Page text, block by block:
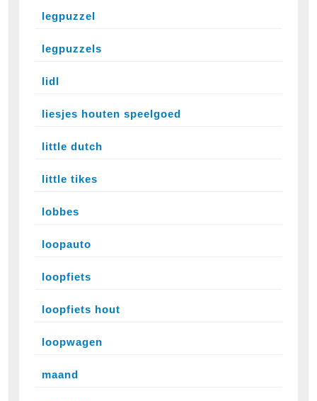
legpuzzel
legpuzzels
lidl
liesjes houten speelgoed
little dutch
little tikes
lobbes
loopauto
loopfiets
loopfiets hout
loopwagen
maand